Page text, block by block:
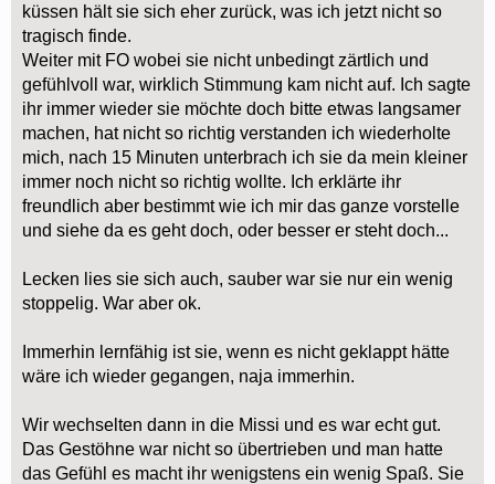
küssen hält sie sich eher zurück, was ich jetzt nicht so
tragisch finde.
Weiter mit FO wobei sie nicht unbedingt zärtlich und
gefühlvoll war, wirklich Stimmung kam nicht auf. Ich sagte
ihr immer wieder sie möchte doch bitte etwas langsamer
machen, hat nicht so richtig verstanden ich wiederholte
mich, nach 15 Minuten unterbrach ich sie da mein kleiner
immer noch nicht so richtig wollte. Ich erklärte ihr
freundlich aber bestimmt wie ich mir das ganze vorstelle
und siehe da es geht doch, oder besser er steht doch...
Lecken lies sie sich auch, sauber war sie nur ein wenig
stoppelig. War aber ok.
Immerhin lernfähig ist sie, wenn es nicht geklappt hätte
wäre ich wieder gegangen, naja immerhin.
Wir wechselten dann in die Missi und es war echt gut.
Das Gestöhne war nicht so übertrieben und man hatte
das Gefühl es macht ihr wenigstens ein wenig Spaß. Sie